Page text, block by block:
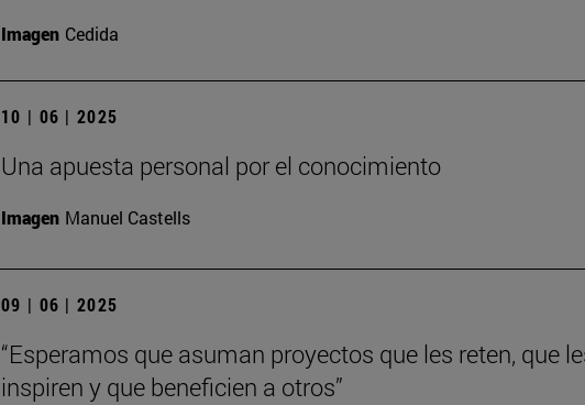
Imagen Cedida
10 | 06 | 2025
Una apuesta personal por el conocimiento
Imagen Manuel Castells
09 | 06 | 2025
“Esperamos que asuman proyectos que les reten, que
inspiren y que beneficien a otros”